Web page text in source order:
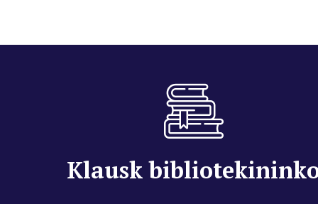
Klausk